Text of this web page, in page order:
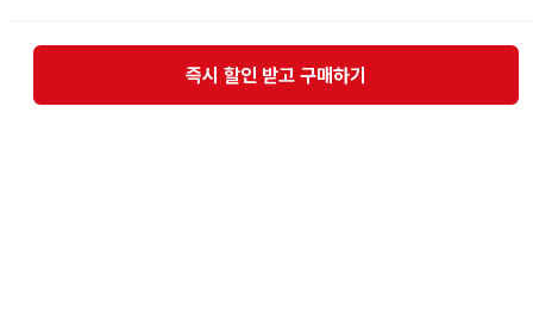
즉시 할인 받고 구매하기